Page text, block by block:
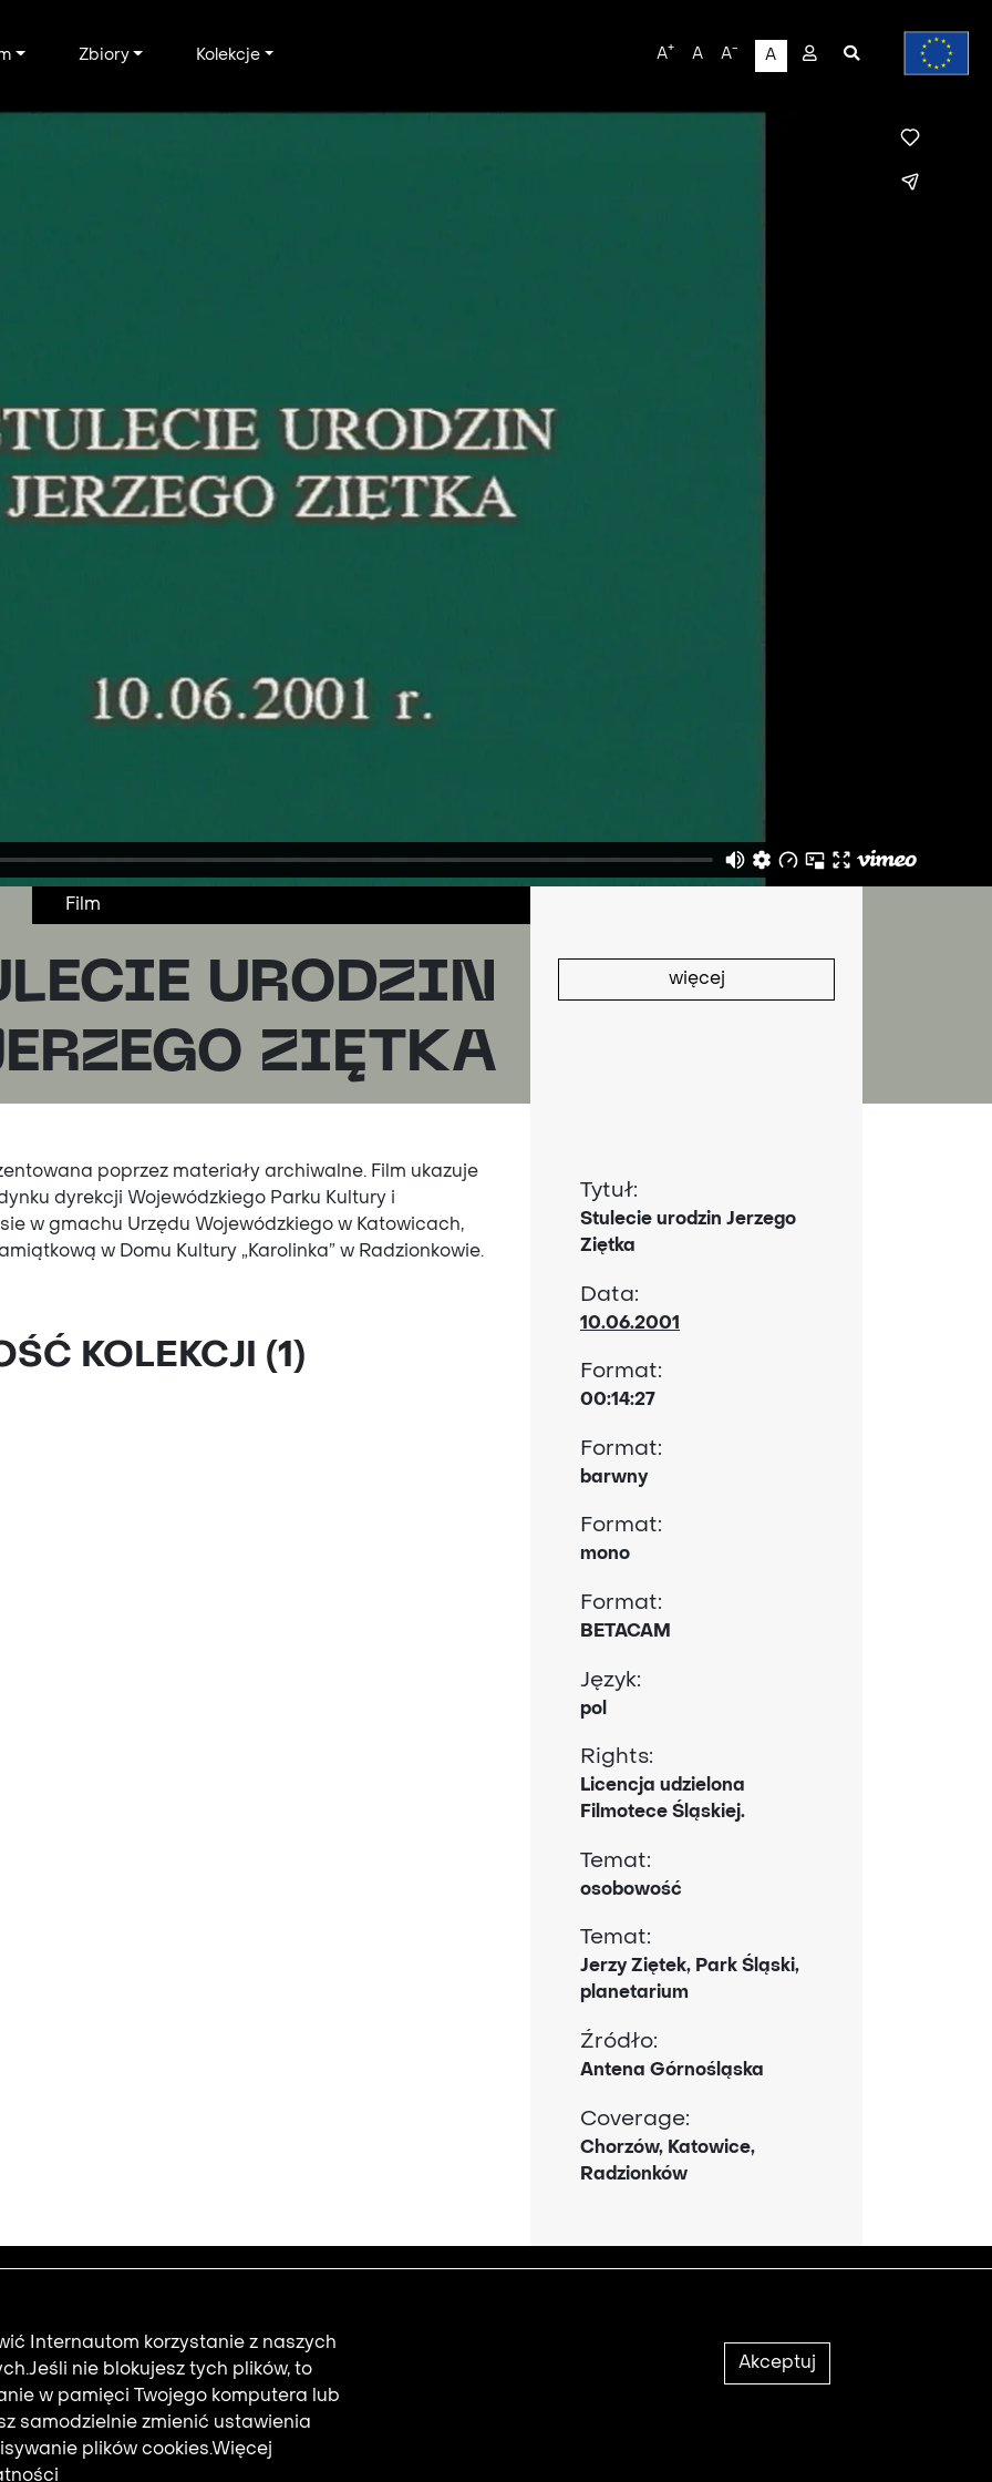
Zbiory Kolekcje A+ A A- A
User
Film
URODZIN
ZIĘTKA
więcej
poprzez materiały archiwalne. Film ukazuje
dyrekcji Wojewódzkiego Parku Kultury i
w gmachu Urzędu Wojewódzkiego w Katowicach,
w Domu Kultury „Karolinka” w Radzionkowie.
KOLEKCJI (1)
Tytuł:
Stulecie urodzin Jerzego
Ziętka
Data:
10.06.2001
Format:
00:14:27
Format:
barwny
Format:
mono
Format:
BETACAM
Język:
pol
Rights:
Licencja udzielona
Filmotece Śląskiej.
Temat:
osobowość
Temat:
Jerzy Ziętek, Park Śląski,
planetarium
Źródło:
Antena Górnośląska
Coverage:
Chorzów, Katowice,
Radzionków
2
Polityka prywatności
Mapa strony
Aktualności
Internautom korzystanie z naszych
Jeśli nie blokujesz tych plików, to
w pamięci Twojego komputera lub
samodzielnie zmienić ustawienia
plików cookies.Więcej
Akceptuj